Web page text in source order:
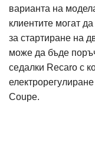
варианта на
клиентите могат
за стартиране на
може да бъде
седалки Recaro с
Сoupe.